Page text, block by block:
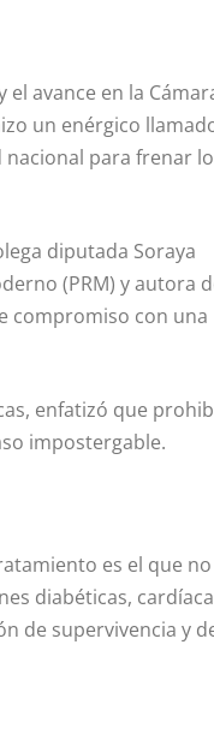
avance en la
un enérgico
para frenar
diputada Soraya
(PRM) y autora
compromiso con una
enfatizó que
impostergable.
es el que no
diabéticas,
de supervivencia y